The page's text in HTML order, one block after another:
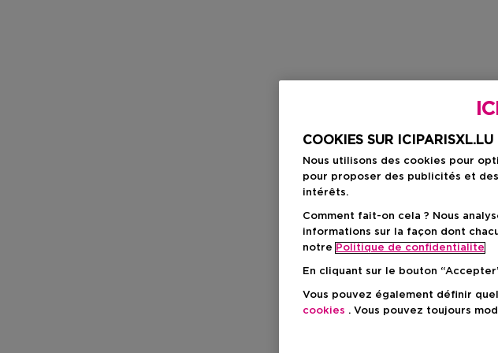
COOKIES SUR ICIPARISXL.LU
Nous utilisons des cookies pour
pour proposer des publicités et
intérêts.
Comment fait-on cela ? Nous
informations sur la façon dont
notre Politique de confidentialite
En cliquant sur le bouton
Vous pouvez également définir
cookies . Vous pouvez toujours